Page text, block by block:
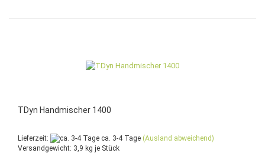
TDyn Handmischer 1400
Lieferzeit: ca. 3-4 Tage (Ausland abweichend)
Versandgewicht: 3,9 kg je Stück